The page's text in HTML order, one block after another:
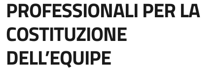
PROFESSIONALI PER LA
COSTITUZIONE
DELL’EQUIPE